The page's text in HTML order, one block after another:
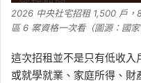
2026 中央社宅招租 1,500 戶
區 6 案資格一次看（圖源：國家
這次招租並不是只有低收
或就學就業、家庭所得、